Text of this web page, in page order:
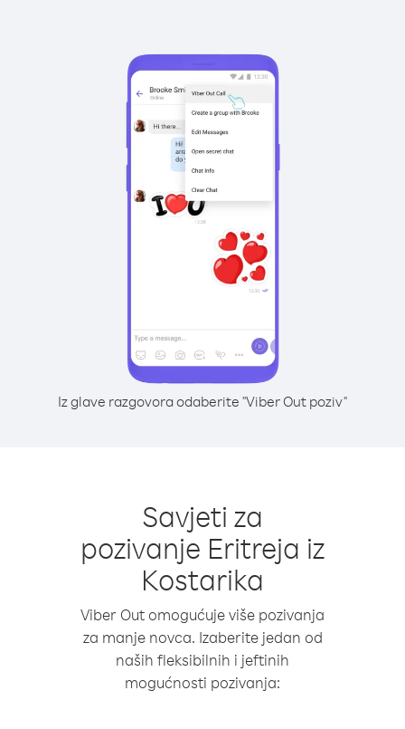
Iz glave razgovora odaberite "Viber Out poziv"
Savjeti za
pozivanje Eritreja iz
Kostarika
Viber Out omogućuje više pozivanja
za manje novca. Izaberite jedan od
naših fleksibilnih i jeftinih
mogućnosti pozivanja: